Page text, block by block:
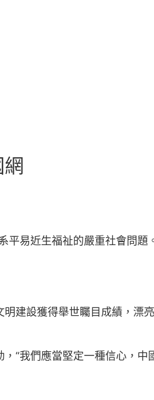
平易近生福祉的嚴重社會問題
建設獲得舉世矚目成績，漂
“我們應當堅定一種信心，中